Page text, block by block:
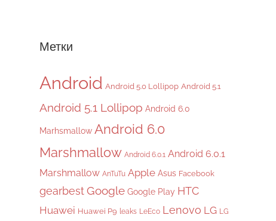
Метки
Android Android 5.0 Lollipop Android 5.1
Android 5.1 Lollipop Android 6.0
Marhsmallow Android 6.0
Marshmallow Android 6.0.1 Android 6.0.1
Marshmallow AnTuTu Apple Asus Facebook
gearbestGoogle Google Play HTC
Huawei Huawei P9 leaks LeEco Lenovo LG LG